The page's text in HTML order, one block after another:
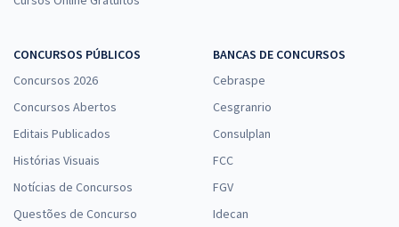
UFMG - Universidade Federal de Minas Gerais - Engenheiro de
Segurança do Trabalho (Pós-Edital)
R$33,33
Economize R$ 99,98 (-20%)
Comprar
CONCURSOS PÚBLICOS
Concursos 2026
Concursos Abertos
Editais Publicados
Histórias Visuais
Notícias de Concursos
Questões de Concurso
BANCAS DE CONCURSOS
Cebraspe
Cesgranrio
Consulplan
FCC
FGV
Idecan